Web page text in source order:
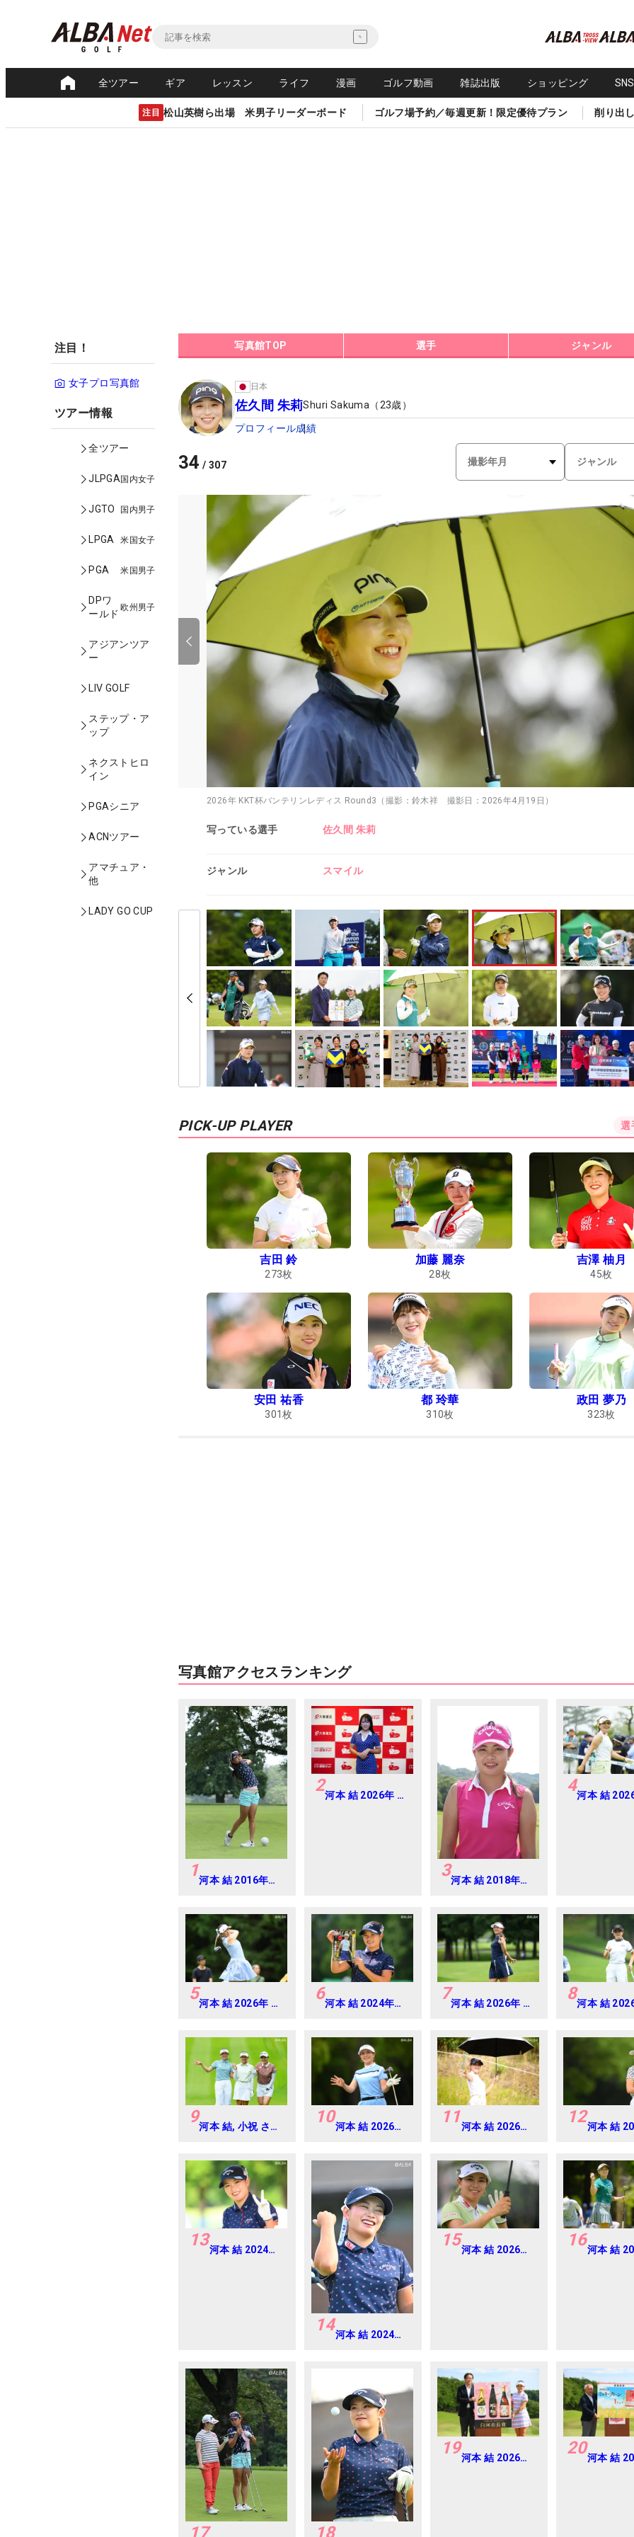
全ツアー ギア レッスン ライフ 漫画 ゴルフ動画 雑誌出版 ショッピング
注目 松山英樹ら出場 米男子リーダーボード ゴルフ場予約／毎週更新！限定優待プラン 削り出
注目！
女子プロ写真館
ツアー情報
全ツアー
JLPGA国内女子
JGTO 国内男子
LPGA 米国女子
PGA 米国男子
DPワ
ールド
欧州男子
アジアンツア
ー
LIV GOLF
ステップ・ア
ップ
ネクストヒロ
イン
PGAシニア
ACNツアー
アマチュア・
他
LADY GO CUP
写真館TOP 選手 ジャンル
日本
佐久間 朱莉Shuri Sakuma （23歳）
プロフィール成績
34 /307
2026年 KKT杯バンテリンレディス Round3（撮影：鈴木祥 撮影日：2026年4月19日）
写っている選手 佐久間 朱莉
ジャンル スマイル
PICK-UP PLAYER 選
吉田 鈴
273枚
加藤 麗奈
28枚
吉澤 柚月
45枚
安田 祐香
301枚
都 玲華
310枚
政田 夢乃
323枚
写真館アクセスランキング
1河本 結 2016年ゴ
カップ
2河本 結 2026年 大
3河本 結 2018年女
4河本 結
5河本 結 2026年 ミ
6河本 結 2024年
7河本 結 2026年 ミ
ップ Round2
8河本 結
ップ
9河本 結, 小祝 さく
JAL レディス
Round4
10河本 結 2026年
CUP Round4
11河本 結 2026年
新聞カップ
Round1
12河本 結
CUP
13河本 結 2024年
14河本 結 2024年
15河本 結 2026年
16河本 結
17 18
19河本 結 2026年
20河本 結